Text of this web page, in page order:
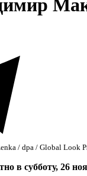
/ dpa / Global Look
в субботу, 26